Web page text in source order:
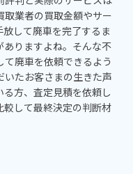
取業者の買取金額やサー
して廃車を完了するま
りますよね。そんな不
廃車を依頼できるよう
いたお客さまの生きた声
方、査定見積を依頼し
して最終決定の判断材